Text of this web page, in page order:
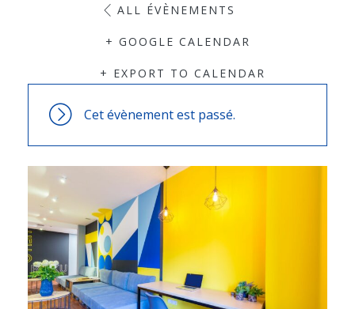
ALL ÉVÈNEMENTS
+ GOOGLE CALENDAR
+ EXPORT TO CALENDAR
Cet évènement est passé.